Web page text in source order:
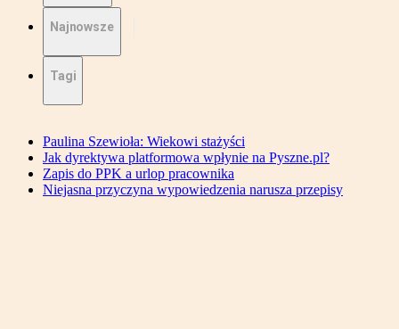
Najnowsze
Tagi
Paulina Szewioła: Wiekowi stażyści
Jak dyrektywa platformowa wpłynie na Pyszne.pl?
Zapis do PPK a urlop pracownika
Niejasna przyczyna wypowiedzenia narusza przepisy